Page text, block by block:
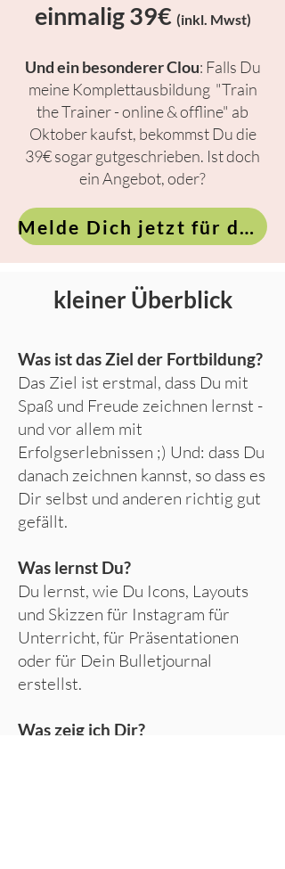
einmalig 39€ (inkl. Mwst)
Und ein besonderer Clou: Falls Du
meine Komplettausbildung "Train
the Trainer - online & offline" ab
Oktober kaufst, bekommst Du die
39€ sogar gutgeschrieben. Ist doch
ein Angebot, oder?
Melde Dich jetzt für den Zeichenkurs an
kleiner Überblick
Was ist das Ziel der Fortbildung?
Das Ziel ist erstmal, dass Du mit
Spaß und Freude zeichnen lernst -
und vor allem mit
Erfolgserlebnissen ;) Und: dass Du
danach zeichnen kannst, so dass es
Dir selbst und anderen richtig gut
gefällt.
Was lernst Du?
Du lernst, wie Du Icons, Layouts
und Skizzen für Instagram für
Unterricht, für Präsentationen
oder für Dein Bulletjournal
erstellst.
Was zeig ich Dir?